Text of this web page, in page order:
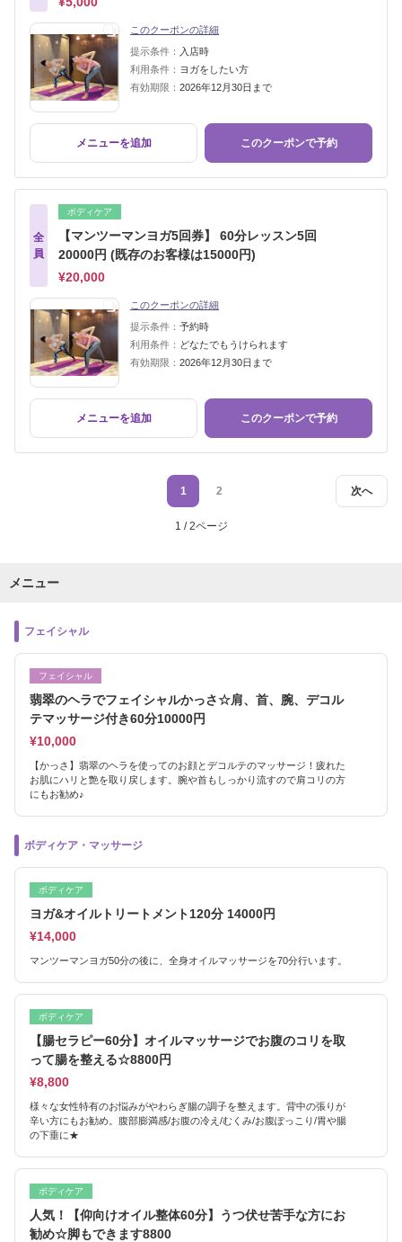
このクーポンの詳細
提示条件：
入店時
利用条件： ヨガをしたい方
有効期限： 2026年12月30日まで
メニューを追加 このクーポンで予約
全
員
ボディケア
【マンツーマンヨガ5回券】 60分レッスン5回
20000円 (既存のお客様は15000円)
¥20,000
このクーポンの詳細
提示条件： 予約時
利用条件： どなたでもうけられます
有効期限： 2026年12月30日まで
メニューを追加 このクーポンで予約
次へ
1 2
1 / 2ページ
メニュー
フェイシャル
フェイシャル
翡翠のヘラでフェイシャルかっさ☆肩、首、腕、デコル
テマッサージ付き60分10000円
¥10,000
【かっさ】翡翠のヘラを使ってのお顔とデコルテのマッサージ！疲れた
お肌にハリと艶を取り戻します。腕や首もしっかり流すので肩コリの方
にもお勧め♪
ボディケア・マッサージ
ボディケア
ヨガ&オイルトリートメント120分 14000円
¥14,000
マンツーマンヨガ50分の後に、全身オイルマッサージを70分行います。
ボディケア
【腸セラピー60分】オイルマッサージでお腹のコリを取
って腸を整える☆8800円
¥8,800
様々な女性特有のお悩みがやわらぎ腸の調子を整えます。背中の張りが
辛い方にもお勧め。腹部膨満感/お腹の冷え/むくみ/お腹ぽっこり/胃や腸
の下垂に★
ボディケア
人気！【仰向けオイル整体60分】うつ伏せ苦手な方にお
勧め☆脚もできます8800